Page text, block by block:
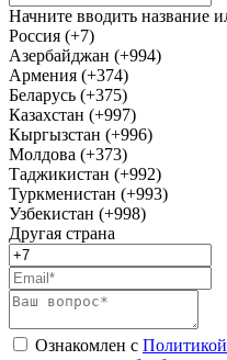
Начните вводить
Россия (+7)
Азербайджан (+994)
Армения (+374)
Беларусь (+375)
Казахстан (+997)
Кыргызстан (+996)
Молдова (+373)
Таджикистан (+992)
Туркменистан (+993)
Узбекистан (+998)
Другая страна
Ознакомлен с